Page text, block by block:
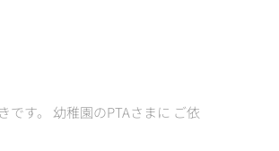
す。 幼稚園のPTAさまに ご依